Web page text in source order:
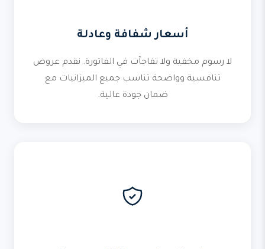
أسعار شفافة وعادلة
لا رسوم مخفية ولا تفاجآت في الفاتورة. نقدم عروض
تنافسية وواضحة تناسب جميع الميزانيات مع
ضمان جودة عالية.